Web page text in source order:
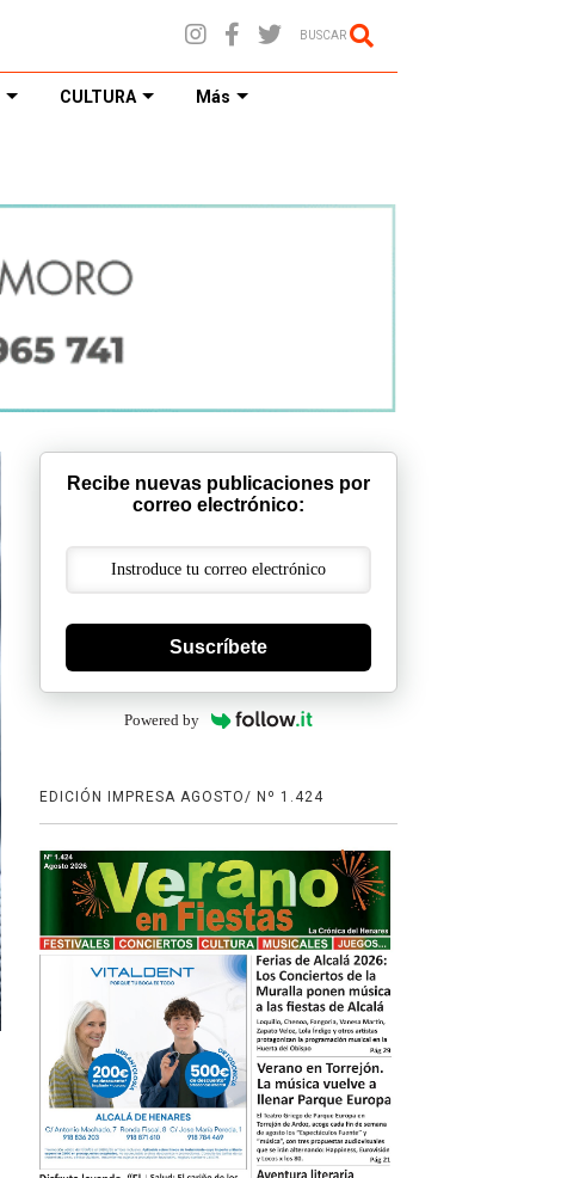
BUSCAR
CULTURA Más
Recibe nuevas publicaciones por
correo electrónico:
Suscríbete
Powered by
EDICIÓN IMPRESA AGOSTO/ Nº 1.424